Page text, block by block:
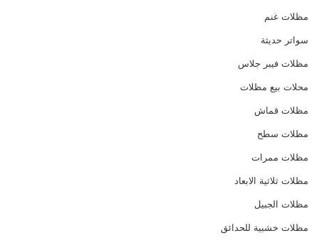
مظلات غنم
سواتر حديثة
مظلات فيبر جلاس
محلات بيع مظلات
مظلات قماش
مظلات سطح
مظلات ممرات
مظلات ثلاثية الابعاد
مظلات الجبيل
مظلات خشبية للحدائق